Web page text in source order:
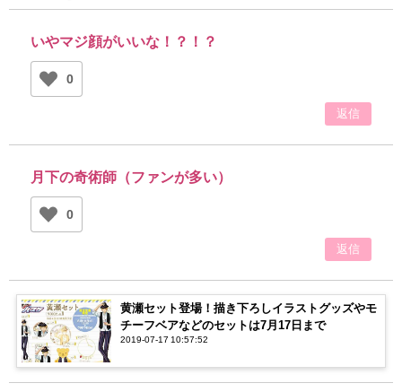
いやマジ顔がいいな！？！？
0
返信
月下の奇術師（ファンが多い）
0
返信
黄瀬セット登場！描き下ろしイラストグッズやモ
チーフベアなどのセットは7月17日まで
2019-07-17 10:57:52